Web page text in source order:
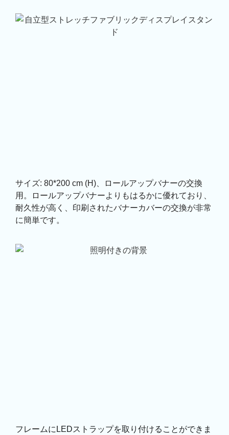
サイズ: 80*200 cm (H)、ロールアップバナーの交換
用。ロールアップバナーよりもはるかに優れており、
耐久性が高く、印刷されたバナーカバーの交換が非常
に簡単です。
フレームにLEDストラップを取り付けることができま